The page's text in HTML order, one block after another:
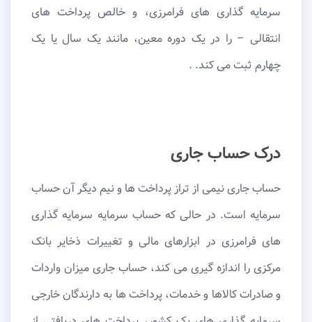
سرمایه گذاری های فرامرزی، و خالص پرداخت های
انتقالی – را در یک دوره معین، مانند یک سال یا یک
چهارم ثبت می کند. .
درک حساب جاری
حساب جاری نیمی از تراز پرداخت ها و نیم دیگر آن حساب
سرمایه است. در حالی که حساب سرمایه سرمایه گذاری
های فرامرزی در ابزارهای مالی و تغییرات ذخایر بانک
مرکزی را اندازه گیری می کند، حساب جاری میزان واردات
و صادرات کالاها و خدمات، پرداخت ها به دارندگان خارجی